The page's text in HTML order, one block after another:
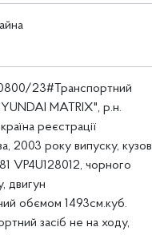
23#Транспортний
MATRIX", р.н.
реєстрації
2003 року випуску, кузов
VP4U128012, чорного
двигун
обємом 1493см.куб.
засіб не на ходу,